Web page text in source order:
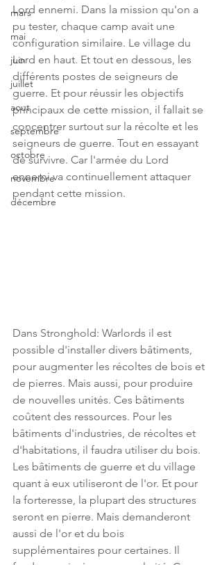
mars
mai
juin
juillet
aout
septembre
octobre
novembre
décembre
Lord ennemi. Dans la mission qu'on a
pu tester, chaque camp avait une
configuration similaire. Le village du
Lord en haut. Et tout en dessous, les
différents postes de seigneurs de
guerre. Et pour réussir les objectifs
principaux de cette mission, il fallait se
concentrer surtout sur la récolte et les
seigneurs de guerre. Tout en essayant
de survivre. Car l'armée du Lord
ennemi va continuellement attaquer
pendant cette mission.
Dans Stronghold: Warlords il est
possible d'installer divers bâtiments,
pour augmenter les récoltes de bois et
de pierres. Mais aussi, pour produire
de nouvelles unités. Ces bâtiments
coûtent des ressources. Pour les
bâtiments d'industries, de récoltes et
d'habitations, il faudra utiliser du bois.
Les bâtiments de guerre et du village
quant à eux utiliseront de l'or. Et pour
la forteresse, la plupart des structures
seront en pierre. Mais demanderont
aussi de l'or et du bois
supplémentaires pour certaines. Il